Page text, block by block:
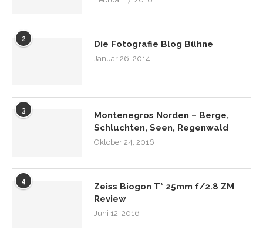
2 Die Fotografie Blog Bühne
Januar 26, 2014
3
Montenegros Norden – Berge,
Schluchten, Seen, Regenwald
Oktober 24, 2016
4
Zeiss Biogon T* 25mm f/2.8 ZM
Review
Juni 12, 2016